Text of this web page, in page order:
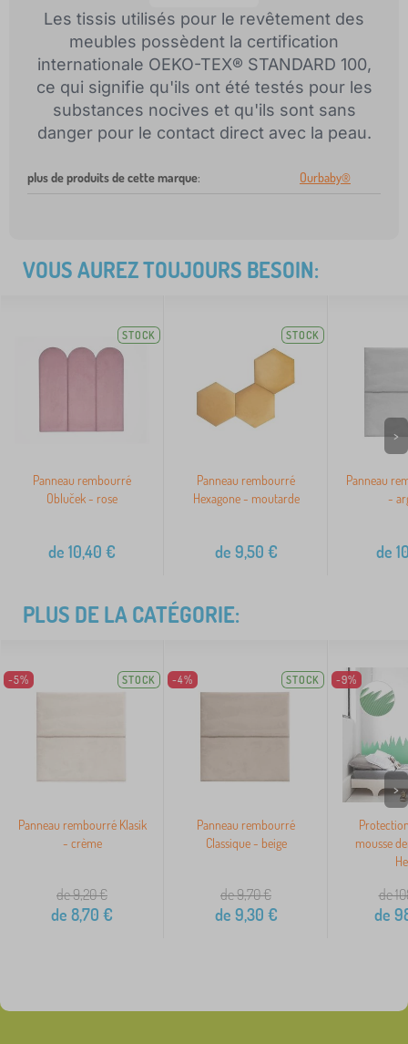
Les tissis utilisés pour le revêtement des
meubles possèdent la certification
internationale OEKO-TEX® STANDARD 100,
ce qui signifie qu'ils ont été testés pour les
substances nocives et qu'ils sont sans
danger pour le contact direct avec la peau.
plus de produits de cette marque: Ourbaby®
VOUS AUREZ TOUJOURS BESOIN:
STOCK
Panneau rembourré
Obluček - rose
de 10,40 €
STOCK
Panneau rembourré
Hexagone - moutarde
de 9,50 €
Panneau
-
de
>
PLUS DE LA CATÉGORIE:
-5% STOCK
Panneau rembourré Klasik
- crème
de 9,20€
de 8,70 €
-4% STOCK
Panneau rembourré
Classique - beige
de 9,70€
de 9,30 €
-9%
mousse
de
de
>